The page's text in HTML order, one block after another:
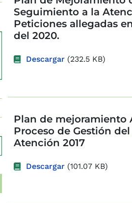
Seguimiento a la
Peticiones allegadas
del 2020.
Descargar (232.5 KB)
Plan de mejoramiento
Proceso de Gestión
Atención 2017
Descargar (101.07 KB)